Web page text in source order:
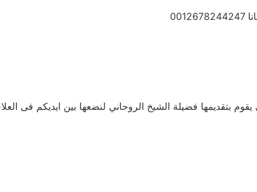
بتقديمها فضيلة الشيخ الروحاني لنضعها بين ايديكم فى